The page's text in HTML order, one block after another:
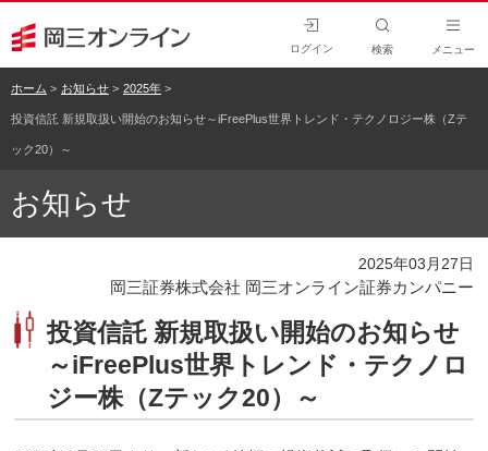
ログイン 検索 メニュー
ホーム お知らせ 2025年
投資信託 新規取扱い開始のお知らせ～iFreePlus世界トレンド・テクノロジー株（Zテ
ック20）～
お知らせ
2025年03月27日
岡三証券株式会社 岡三オンライン証券カンパニー
投資信託 新規取扱い開始のお知らせ
～iFreePlus世界トレンド・テクノロ
ジー株（Zテック20）～